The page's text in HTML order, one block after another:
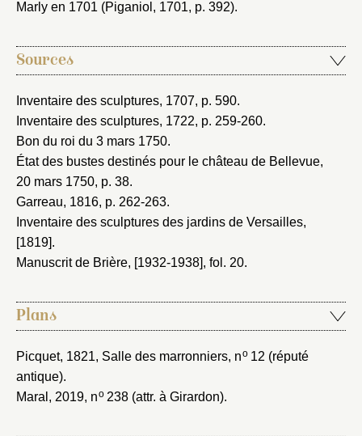
Marly en 1701 (Piganiol, 1701, p. 392).
Sources
Inventaire des sculptures, 1707, p. 590.
Inventaire des sculptures, 1722, p. 259-260.
Bon du roi du 3 mars 1750.
État des bustes destinés pour le château de Bellevue,
20 mars 1750, p. 38.
Garreau, 1816, p. 262-263.
Inventaire des sculptures des jardins de Versailles,
[1819].
Manuscrit de Brière, [1932-1938], fol. 20.
Plans
Picquet, 1821, Salle des marronniers, no12 (réputé
antique).
Maral, 2019, no238 (attr. à Girardon).